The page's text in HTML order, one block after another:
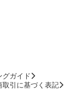
グガイド
取引に基づく表記